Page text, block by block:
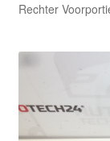
Betalingen
Contact
Rechter